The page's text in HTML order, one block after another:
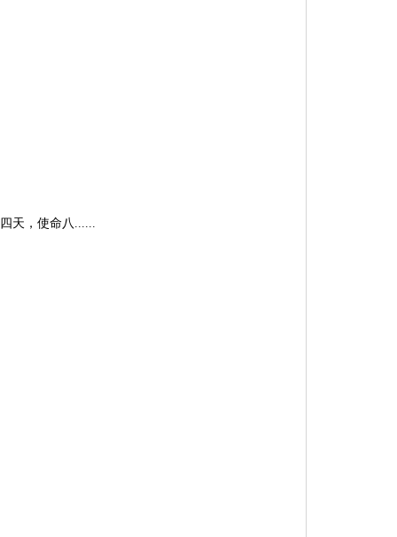
天，使命八......